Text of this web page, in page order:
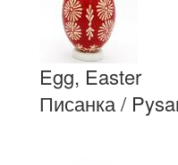
Egg, Easter
Писанка /